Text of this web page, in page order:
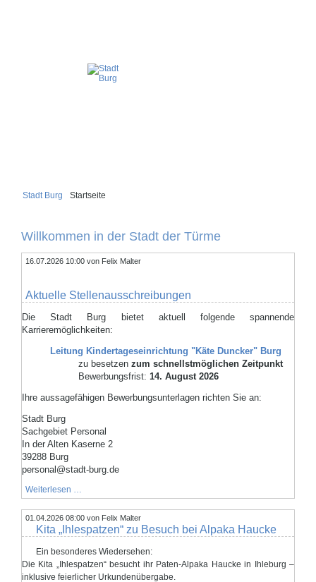
Stadt Burg Startseite
Willkommen in der Stadt der Türme
16.07.2026 10:00 von Felix Malter
Aktuelle Stellenausschreibungen
Die Stadt Burg bietet aktuell folgende spannende
Karrieremöglichkeiten:
Leitung Kindertageseinrichtung "Käte Duncker" Burg
zu besetzen zum schnellstmöglichen Zeitpunkt
Bewerbungsfrist: 14. August 2026
Ihre aussagefähigen Bewerbungsunterlagen richten Sie an:
Stadt Burg
Sachgebiet Personal
In der Alten Kaserne 2
39288 Burg
personal@stadt-burg.de
Weiterlesen …
Stellenausschreibungen
01.04.2026 08:00 von Felix Malter
Kita „Ihlespatzen“ zu Besuch bei Alpaka Haucke
Ein besonderes Wiedersehen:
Die Kita „Ihlespatzen“ besucht ihr Paten-Alpaka Haucke in Ihleburg –
inklusive feierlicher Urkundenübergabe.